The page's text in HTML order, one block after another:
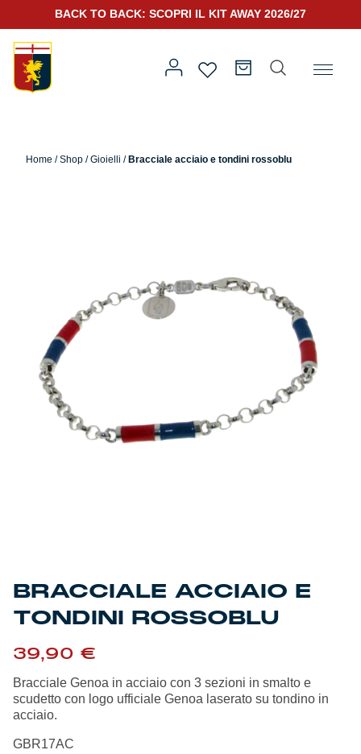
Genoa for Special
Genoa Academy
Kit Gara 25/26
Tacchettee Collection
Urban Collection
Red&Blue Voices
Kids
Summer Sale
BACK TO BACK: SCOPRI IL KIT AWAY 2026/27
rossoblu
Home /Shop /Gioielli / Bracciale acciaio e tondini rossoblu
BRACCIALE ACCIAIO E
TONDINI ROSSOBLU
39,90 €
Bracciale Genoa in acciaio con 3 sezioni in smalto e
scudetto con logo ufficiale Genoa laserato su tondino in
acciaio.
GBR17AC